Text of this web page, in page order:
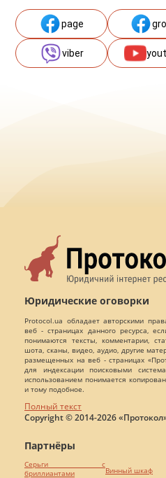
page
viber
Юридические оговорки
Protocol.ua обладает авторскими
веб - страницах данного ресурса,
понимаются тексты, комментарии,
шота, сканы, видео, аудио, другие
размещенных на веб - страницах
для индексации поисковыми
использованием понимается
и тому подобное.
Полный текст
Copyright © 2014-2026
Партнёры
Серьги с
бриллиантами
Винный шкаф